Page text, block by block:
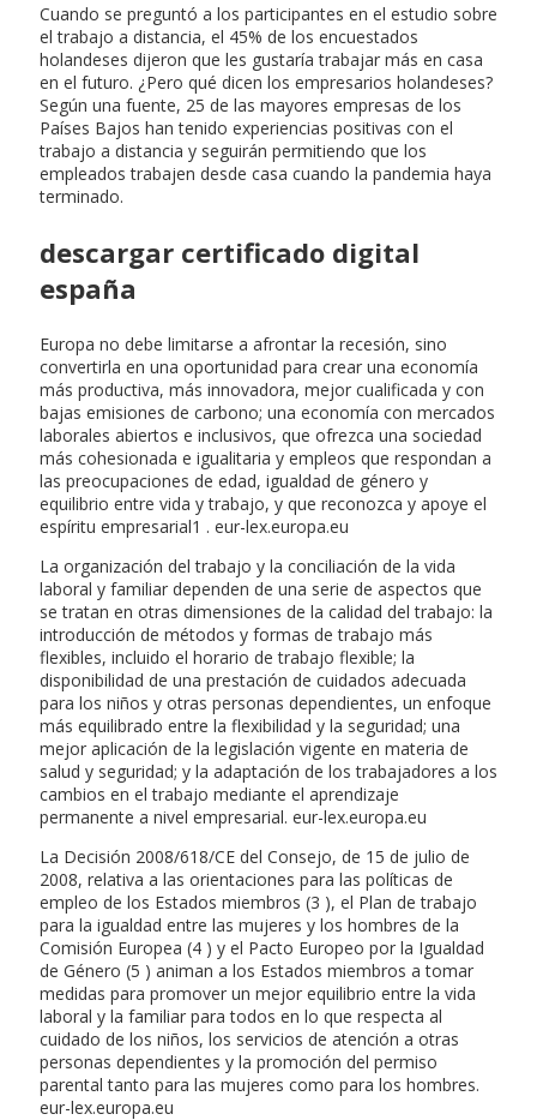
Cuando se preguntó a los participantes en el estudio sobre
el trabajo a distancia, el 45% de los encuestados
holandeses dijeron que les gustaría trabajar más en casa
en el futuro. ¿Pero qué dicen los empresarios holandeses?
Según una fuente, 25 de las mayores empresas de los
Países Bajos han tenido experiencias positivas con el
trabajo a distancia y seguirán permitiendo que los
empleados trabajen desde casa cuando la pandemia haya
terminado.
descargar certificado digital
españa
Europa no debe limitarse a afrontar la recesión, sino
convertirla en una oportunidad para crear una economía
más productiva, más innovadora, mejor cualificada y con
bajas emisiones de carbono; una economía con mercados
laborales abiertos e inclusivos, que ofrezca una sociedad
más cohesionada e igualitaria y empleos que respondan a
las preocupaciones de edad, igualdad de género y
equilibrio entre vida y trabajo, y que reconozca y apoye el
espíritu empresarial1 . eur-lex.europa.eu
La organización del trabajo y la conciliación de la vida
laboral y familiar dependen de una serie de aspectos que
se tratan en otras dimensiones de la calidad del trabajo: la
introducción de métodos y formas de trabajo más
flexibles, incluido el horario de trabajo flexible; la
disponibilidad de una prestación de cuidados adecuada
para los niños y otras personas dependientes, un enfoque
más equilibrado entre la flexibilidad y la seguridad; una
mejor aplicación de la legislación vigente en materia de
salud y seguridad; y la adaptación de los trabajadores a los
cambios en el trabajo mediante el aprendizaje
permanente a nivel empresarial. eur-lex.europa.eu
La Decisión 2008/618/CE del Consejo, de 15 de julio de
2008, relativa a las orientaciones para las políticas de
empleo de los Estados miembros (3 ), el Plan de trabajo
para la igualdad entre las mujeres y los hombres de la
Comisión Europea (4 ) y el Pacto Europeo por la Igualdad
de Género (5 ) animan a los Estados miembros a tomar
medidas para promover un mejor equilibrio entre la vida
laboral y la familiar para todos en lo que respecta al
cuidado de los niños, los servicios de atención a otras
personas dependientes y la promoción del permiso
parental tanto para las mujeres como para los hombres.
eur-lex.europa.eu